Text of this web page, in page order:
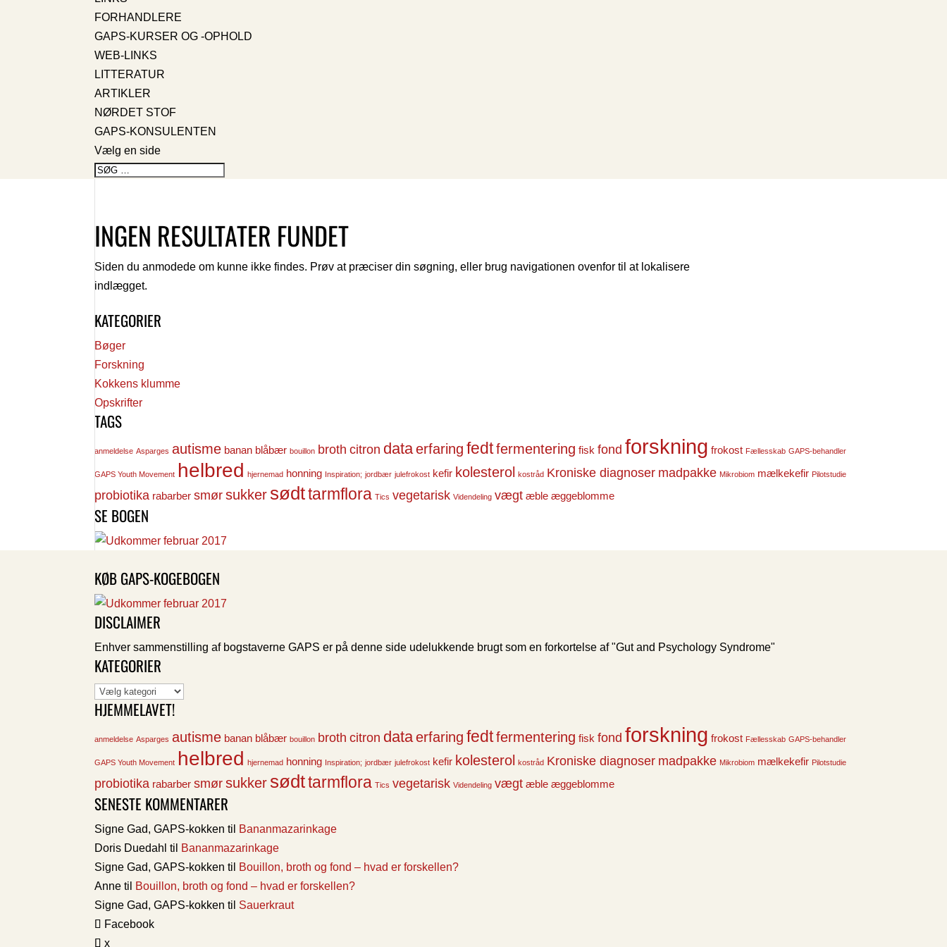
FORHANDLERE
GAPS-KURSER OG -OPHOLD
WEB-LINKS
LITTERATUR
ARTIKLER
NØRDET STOF
GAPS-KONSULENTEN
Vælg en side
INGEN RESULTATER FUNDET
Siden du anmodede om kunne ikke findes. Prøv at præciser din søgning, eller brug navigationen ovenfor til at lokalisere
indlægget.
KATEGORIER
Bøger
Forskning
Kokkens klumme
Opskrifter
TAGS
anmeldelse Asparges autisme banan blåbær bouillon broth citron dataerfaring fedtfermentering fisk fond forskning frokost Fællesskab GAPS-behandler
GAPS Youth Movement helbred hjernemad honning Inspiration; jordbær julefrokost kefir kolesterol kostråd Kroniske diagnoser madpakke Mikrobiom mælkekefir Pilotstudie
probiotika rabarber smør sukker sødttarmflora Tics vegetarisk Videndeling vægt æble æggeblomme
SE BOGEN
KØB GAPS-KOGEBOGEN
DISCLAIMER
Enhver sammenstilling af bogstaverne GAPS er på denne side udelukkende brugt som en forkortelse af "Gut and Psychology Syndrome"
KATEGORIER
Kategorier
HJEMMELAVET!
anmeldelse Asparges autisme banan blåbær bouillon broth citron dataerfaring fedtfermentering fisk fond forskning frokost Fællesskab GAPS-behandler
GAPS Youth Movement helbred hjernemad honning Inspiration; jordbær julefrokost kefir kolesterol kostråd Kroniske diagnoser madpakke Mikrobiom mælkekefir Pilotstudie
probiotika rabarber smør sukker sødttarmflora Tics vegetarisk Videndeling vægt æble æggeblomme
SENESTE KOMMENTARER
Signe Gad, GAPS-kokken til Bananmazarinkage
Doris Duedahl til Bananmazarinkage
Signe Gad, GAPS-kokken til Bouillon, broth og fond – hvad er forskellen?
Anne til Bouillon, broth og fond – hvad er forskellen?
Signe Gad, GAPS-kokken til Sauerkraut
Facebook
x